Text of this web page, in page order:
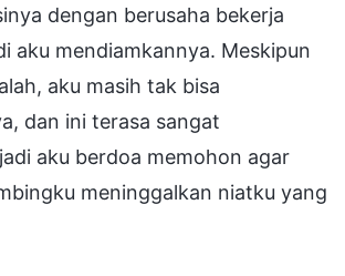
dengan berusaha bekerja
aku mendiamkannya. Meskipun
aku masih tak bisa
dan ini terasa sangat
aku berdoa memohon agar
meninggalkan niatku yang